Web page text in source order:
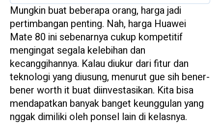
Mungkin buat beberapa orang, harga jadi
pertimbangan penting. Nah, harga Huawei
Mate 80 ini sebenarnya cukup kompetitif
mengingat segala kelebihan dan
kecanggihannya. Kalau diukur dari fitur dan
teknologi yang diusung, menurut gue sih bener-
bener worth it buat diinvestasikan. Kita bisa
mendapatkan banyak banget keunggulan yang
nggak dimiliki oleh ponsel lain di kelasnya.